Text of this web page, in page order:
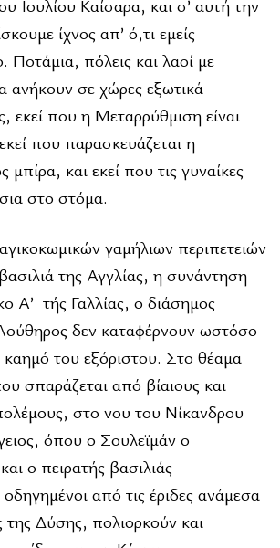
Ιουλίου Καίσαρα, και σ’ αυτή την
ίχνος απ’ ό,τι εμείς
Ποτάμια, πόλεις και λαοί με
ανήκουν σε χώρες εξωτικά
εκεί που η Μεταρρύθμιση είναι
που παρασκευάζεται η
μπίρα, και εκεί που τις γυναίκες
στο στόμα.
γαμήλιων περιπετειών
της Αγγλίας, η συνάντηση
Α’ τής Γαλλίας, ο διάσημος
δεν καταφέρνουν ωστόσο
του εξόριστου. Στο θέαμα
σπαράζεται από βίαιους και
στο νου του Νίκανδρου
όπου ο Σουλεϊμάν ο
ο πειρατής βασιλιάς
από τις έριδες ανάμεσα
της Δύσης, πολιορκούν και